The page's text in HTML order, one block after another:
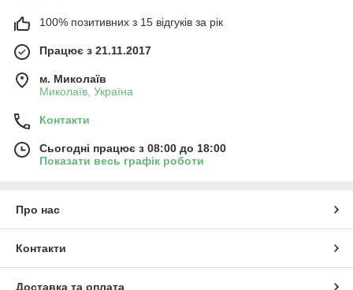
100% позитивних з 15 відгуків за рік
Працює з 21.11.2017
м. Миколаїв
Миколаїв, Україна
Контакти
Сьогодні працює з 08:00 до 18:00
Показати весь графік роботи
Про нас
Контакти
Доставка та оплата